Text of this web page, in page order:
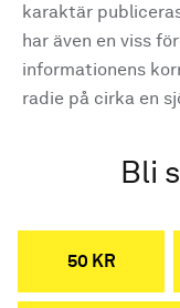
karaktär
har även en viss
informationens
radie på cirka en
Bli
50 KR